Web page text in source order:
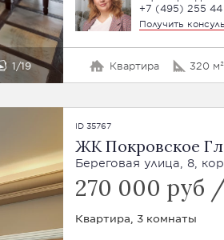
1 19
+7 (495) 255
Получить
Квартира 320 м²
ID 35767
ЖК Покровское
Береговая улица, 8,
270 000 руб
Квартира, 3 комнаты